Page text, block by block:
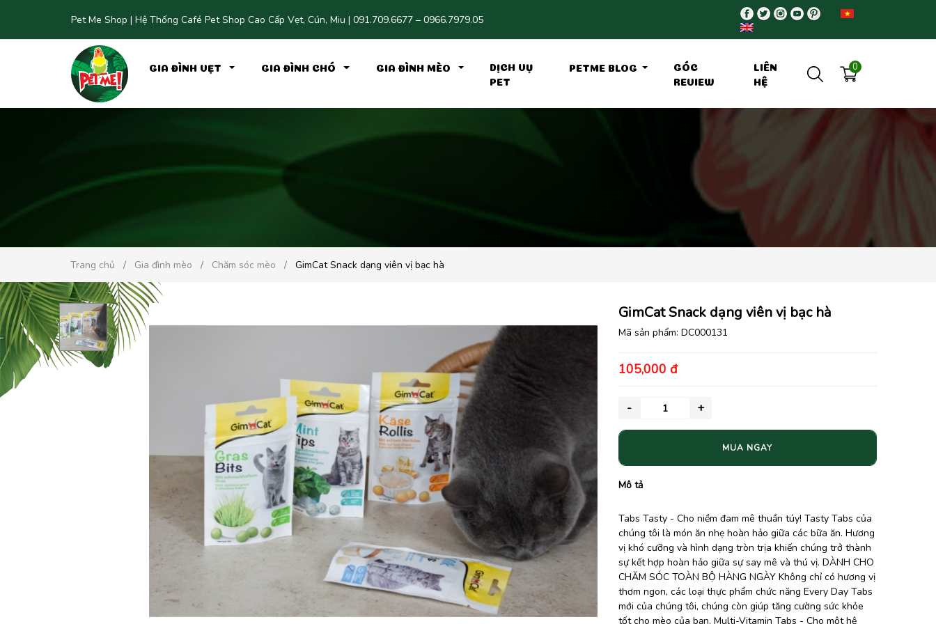
Pet Me Shop | Hệ Thống Café Pet Shop Cao Cấp Vẹt, Cún, Miu | 091.709.6677 – 0966.7979.05
GIA ĐÌNH VẸT GIA ĐÌNH CHÓ GIA ĐÌNH MÈO DỊCH VỤ
PET
PETME BLOG GÓC
REVIEW
LIÊN
HỆ
0
Trang chủ Gia đình mèo Chăm sóc mèo GimCat Snack dạng viên vị bạc hà
GimCat Snack dạng viên vị bạc hà
Mã sản phẩm: DC000131
105,000 đ
MUA NGAY
Mô tả
Tabs Tasty - Cho niềm đam mê thuần túy! Tasty Tabs của
chúng tôi là món ăn nhẹ hoàn hảo giữa các bữa ăn. Hương
vị khó cưỡng và hình dạng tròn trịa khiến chúng trở thành
sự kết hợp hoàn hảo giữa sự say mê và thú vị. DÀNH CHO
CHĂM SÓC TOÀN BỘ HÀNG NGÀY Không chỉ có hương vị
thơm ngon, các loại thực phẩm chức năng Every Day Tabs
mới của chúng tôi, chúng còn giúp tăng cường sức khỏe
tốt cho mèo của bạn. Multi-Vitamin Tabs - Cho một hệ